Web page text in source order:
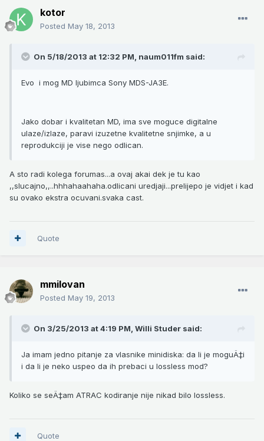
kotor
Posted May 18, 2013
On 5/18/2013 at 12:32 PM, naum011fm said:
Evo i mog MD ljubimca Sony MDS-JA3E.
Jako dobar i kvalitetan MD, ima sve moguce digitalne
ulaze/izlaze, paravi izuzetne kvalitetne snjimke, a u
reprodukciji je vise nego odlican.
A sto radi kolega forumas...a ovaj akai dek je tu kao
,,slucajno,,..hhhahaahaha.odlicani uredjaji...prelijepo je vidjet i kad
su ovako ekstra ocuvani.svaka cast.
Quote
mmilovan
Posted May 19, 2013
On 3/25/2013 at 4:19 PM, Willi Studer said:
Ja imam jedno pitanje za vlasnike minidiska: da li je moguÄ‡i
i da li je neko uspeo da ih prebaci u lossless mod?
Koliko se seÄ‡am ATRAC kodiranje nije nikad bilo lossless.
Quote